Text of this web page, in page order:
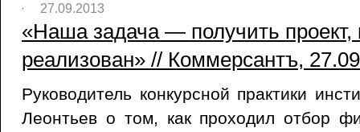
27.09.2013
«Наша задача — получить проект,
реализован» // Коммерсантъ,
Руководитель конкурсной практики
Леонтьев о том, как проходил отбор